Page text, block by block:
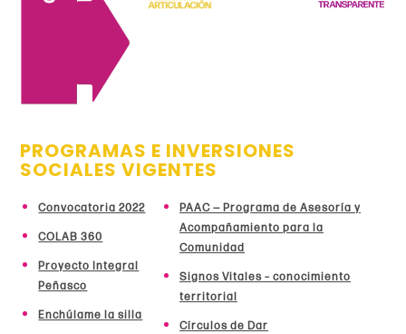
PROGRAMAS E INVERSIONES
SOCIALES VIGENTES
Convocatoria 2022
COLAB 360
Proyecto Integral
Peñasco
Enchúlame la silla
PAAC — Programa de Asesoría y
Acompañamiento para la
Comunidad
Signos Vitales – conocimiento
territorial
Círculos de Dar